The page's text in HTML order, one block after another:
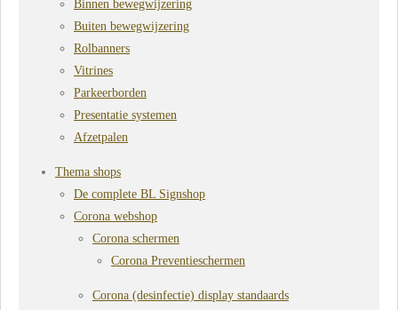
Binnen bewegwijzering
Buiten bewegwijzering
Rolbanners
Vitrines
Parkeerborden
Presentatie systemen
Afzetpalen
Thema shops
De complete BL Signshop
Corona webshop
Corona schermen
Corona Preventieschermen
Corona (desinfectie) display standaards